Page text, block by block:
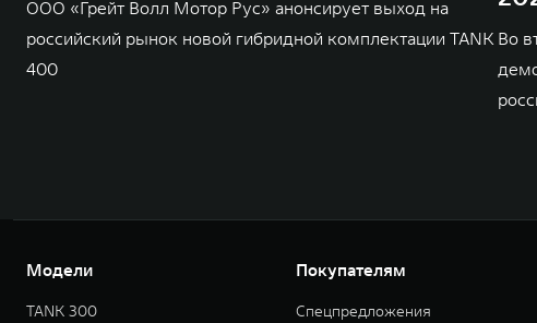
ООО «Грейт Волл Мотор Рус» анонсирует выход на
российский рынок новой гибридной комплектации TANK
400
Во
Модели
TANK 300
Покупателям
Спецпредложения